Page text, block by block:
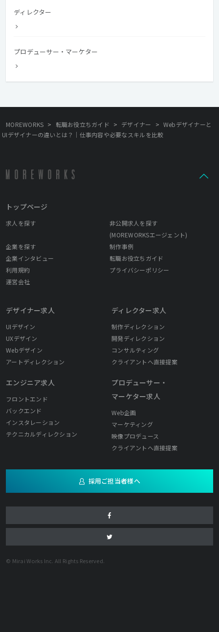
ディレクター
プロデューサー・マーケター
MOREWORKS > 転職お役立ちガイド > デザイナー > Webデザイナーと
UIデザイナーの違いとは？｜仕事内容や必要なスキルを比較
トップページ
求人を探す
非公開求人を探す
(MOREWORKSエージェント)
企業を探す
制作事例
企業インタビュー
転職お役立ちガイド
利用規約
プライバシーポリシー
運営会社
デザイナー求人
UIデザイン
UXデザイン
Webデザイン
アートディレクション
エンジニア求人
フロントエンド
バックエンド
インスタレーション
テクニカルディレクション
ディレクター求人
制作ディレクション
開発ディレクション
コンサルティング
クライアントへ直接提案
プロデューサー・
マーケター求人
Web企画
マーケティング
映像プロデュース
クライアントへ直接提案
採用ご担当者様へ
© Mirai Works Inc. All Rights Reserved.